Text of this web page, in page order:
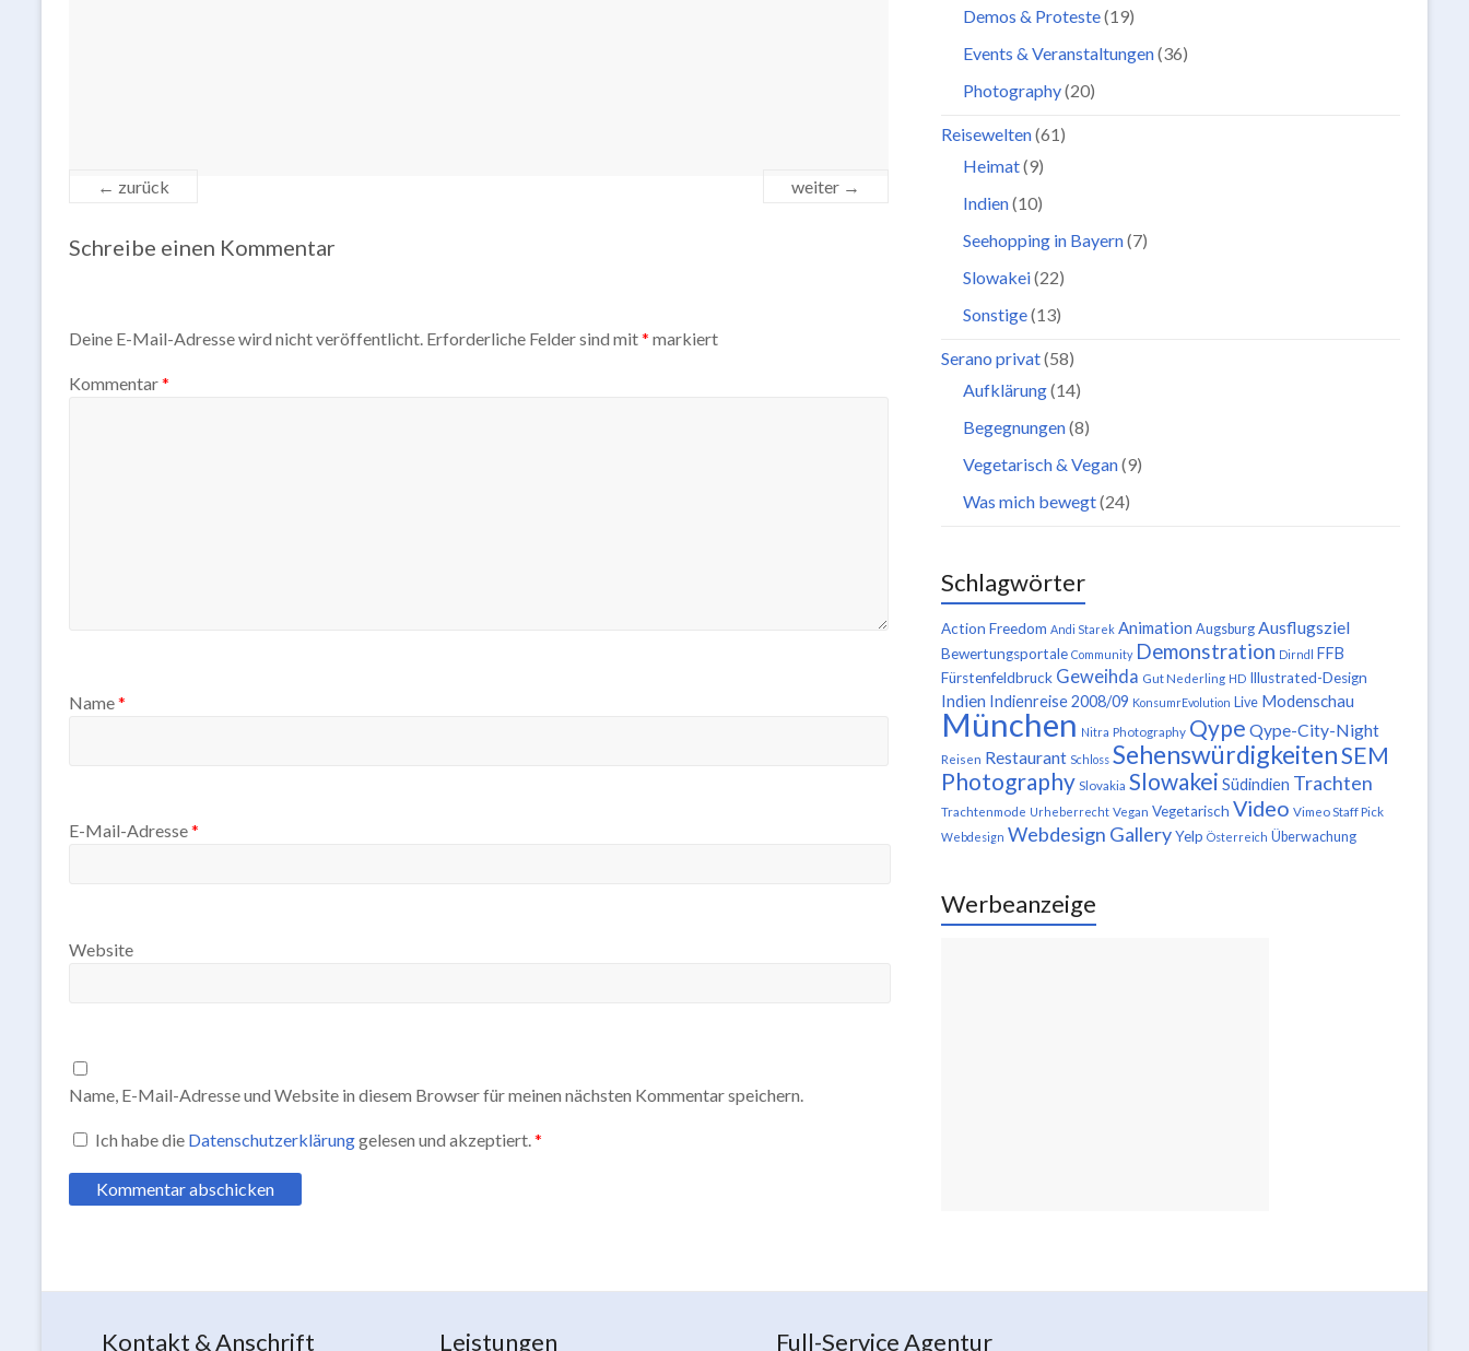
← zurück weiter →
Schreibe einen Kommentar
Deine E-Mail-Adresse wird nicht veröffentlicht. Erforderliche Felder sind mit* markiert
Kommentar*
Name*
E-Mail-Adresse*
Website
Name, E-Mail-Adresse und Website in diesem Browser für meinen nächsten Kommentar speichern.
Ich habe die Datenschutzerklärunggelesen und akzeptiert.*
Demos & Proteste(19)
Events & Veranstaltungen(36)
Photography(20)
Reisewelten(61)
Heimat(9)
Indien(10)
Seehopping in Bayern(7)
Slowakei(22)
Sonstige(13)
Serano privat(58)
Aufklärung(14)
Begegnungen(8)
Vegetarisch & Vegan(9)
Was mich bewegt(24)
Schlagwörter
Action Freedom Andi Starek Animation Augsburg Ausflugsziel
Bewertungsportale Community Demonstration Dirndl FFB
Fürstenfeldbruck Geweihda Gut Nederling HD Illustrated-Design
Indien Indienreise 2008/09 KonsumrEvolution Live Modenschau
München Nitra Photography Qype Qype-City-Night
Reisen Restaurant Schloss SehenswürdigkeitenSEM
Photography Slovakia Slowakei Südindien Trachten
Trachtenmode Urheberrecht Vegan Vegetarisch Video Vimeo Staff Pick
Webdesign Webdesign GalleryYelp Österreich Überwachung
Werbeanzeige
Kontakt & Anschrift Leistungen Full-Service Agentur